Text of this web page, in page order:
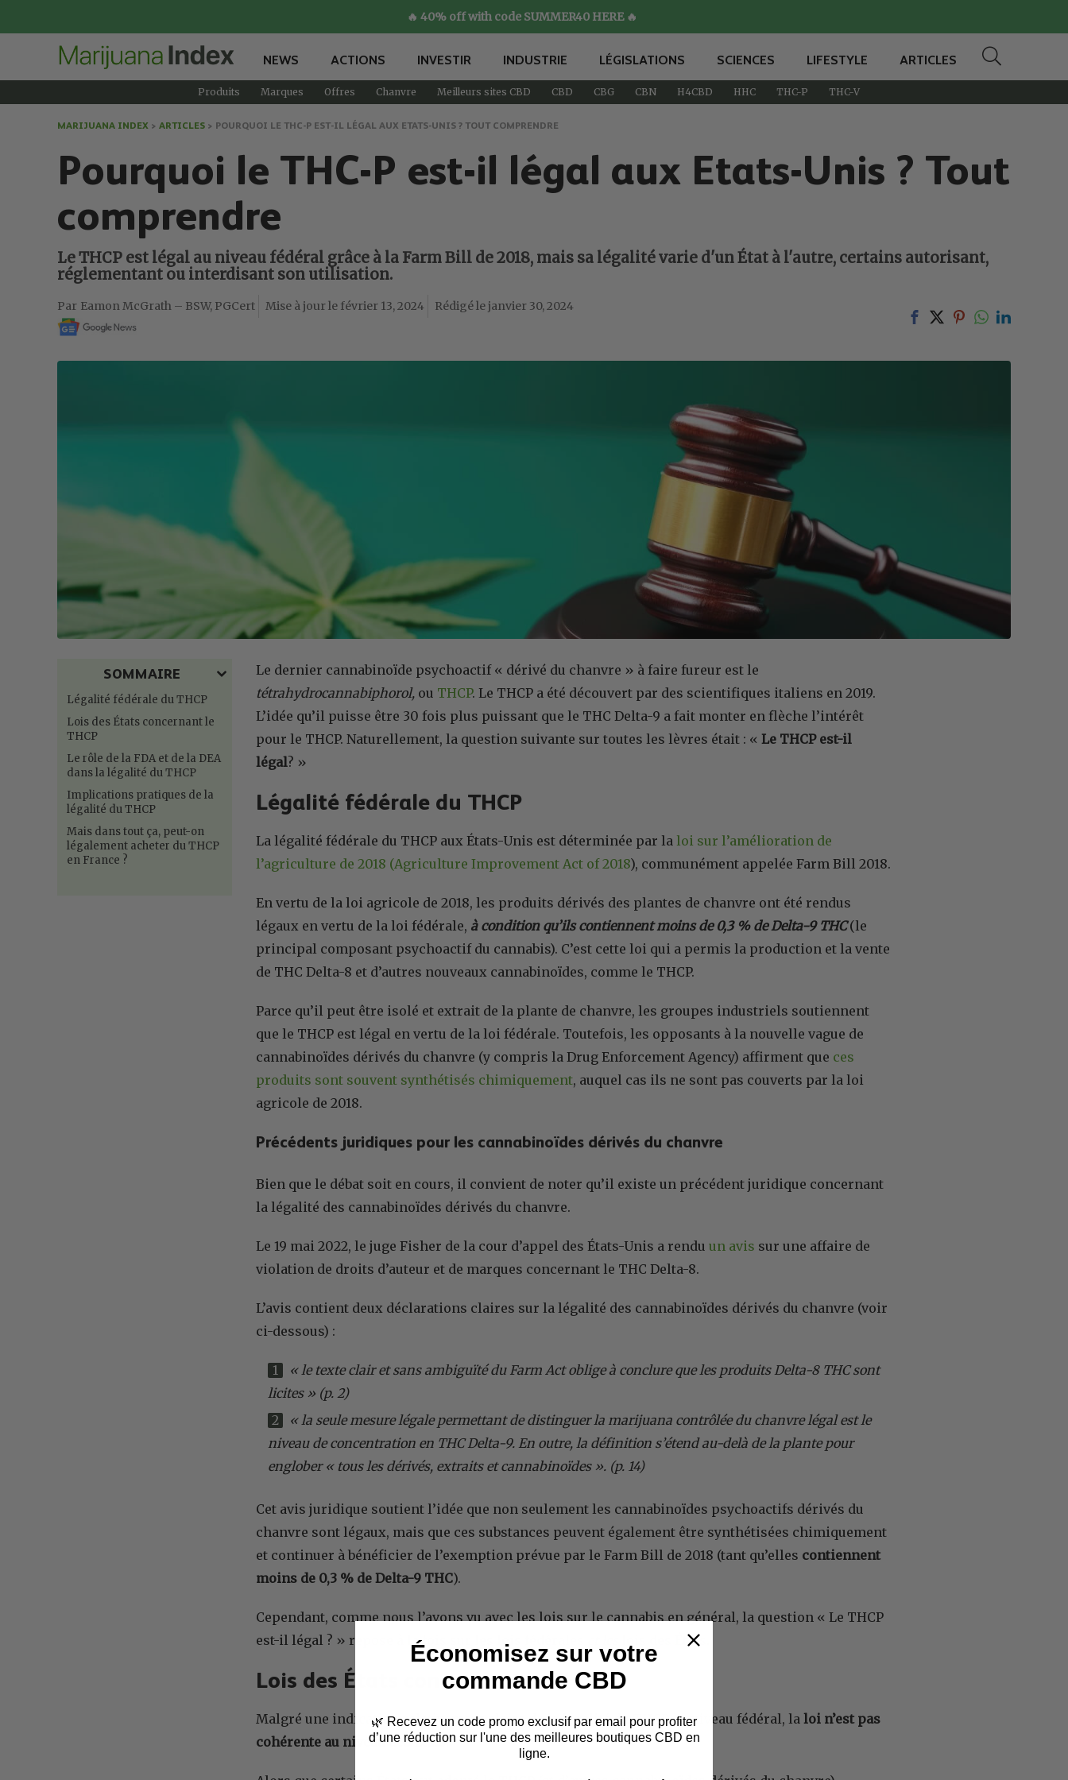
🔥 40% off with code SUMMER40 HERE 🔥
NEWS ACTIONS INVESTIR INDUSTRIE LÉGISLATIONS SCIENCES LIFESTYLE ARTICLES
Produits Marques Offres Chanvre Meilleurs sites CBD CBD CBG CBN H4CBD HHC THC-P THC-V
MARIJUANA INDEX > ARTICLES > POURQUOI LE THC-P EST-IL LÉGAL AUX ETATS-UNIS ? TOUT COMPRENDRE
Pourquoi le THC-P est-il légal aux Etats-Unis ? Tout
comprendre
Le THCP est légal au niveau fédéral grâce à la Farm Bill de 2018, mais sa légalité varie d'un État à l'autre, certains autorisant,
réglementant ou interdisant son utilisation.
Eamon McGrath – BSW, PGCert février 13, 2024 janvier 30, 2024
SOMMAIRE
Légalité fédérale du THCP
Lois des États concernant le
THCP
Le rôle de la FDA et de la DEA
dans la légalité du THCP
Implications pratiques de la
légalité du THCP
Mais dans tout ça, peut-on
légalement acheter du THCP
en France ?
Le dernier cannabinoïde psychoactif « dérivé du chanvre » à faire fureur est le
tétrahydrocannabiphorol, ou THCP. Le THCP a été découvert par des scientifiques italiens en 2019.
L’idée qu’il puisse être 30 fois plus puissant que le THC Delta-9 a fait monter en flèche l’intérêt
pour le THCP. Naturellement, la question suivante sur toutes les lèvres était : « Le THCP est-il
légal? »
Légalité fédérale du THCP
La légalité fédérale du THCP aux États-Unis est déterminée par la loi sur l’amélioration de
l’agriculture de 2018 (Agriculture Improvement Act of 2018), communément appelée Farm Bill 2018.
En vertu de la loi agricole de 2018, les produits dérivés des plantes de chanvre ont été rendus
légaux en vertu de la loi fédérale, à condition qu’ils contiennent moins de 0,3 % de Delta-9 THC(le
principal composant psychoactif du cannabis). C’est cette loi qui a permis la production et la vente
de THC Delta-8 et d’autres nouveaux cannabinoïdes, comme le THCP.
Parce qu’il peut être isolé et extrait de la plante de chanvre, les groupes industriels soutiennent
que le THCP est légal en vertu de la loi fédérale. Toutefois, les opposants à la nouvelle vague de
cannabinoïdes dérivés du chanvre (y compris la Drug Enforcement Agency) affirment que ces
produits sont souvent synthétisés chimiquement, auquel cas ils ne sont pas couverts par la loi
agricole de 2018.
Précédents juridiques pour les cannabinoïdes dérivés du chanvre
Bien que le débat soit en cours, il convient de noter qu’il existe un précédent juridique concernant
la légalité des cannabinoïdes dérivés du chanvre.
Le 19 mai 2022, le juge Fisher de la cour d’appel des États-Unis a rendu un avis sur une affaire de
violation de droits d’auteur et de marques concernant le THC Delta-8.
L’avis contient deux déclarations claires sur la légalité des cannabinoïdes dérivés du chanvre (voir
ci-dessous) :
« le texte clair et sans ambiguïté du Farm Act oblige à conclure que les produits Delta-8 THC sont
licites » (p. 2)
« la seule mesure légale permettant de distinguer la marijuana contrôlée du chanvre légal est le
niveau de concentration en THC Delta-9. En outre, la définition s’étend au-delà de la plante pour
englober « tous les dérivés, extraits et cannabinoïdes ». (p. 14)
Cet avis juridique soutient l’idée que non seulement les cannabinoïdes psychoactifs dérivés du
chanvre sont légaux, mais que ces substances peuvent également être synthétisées chimiquement
et continuer à bénéficier de l’exemption prévue par le Farm Bill de 2018 (tant qu’elles contiennent
moins de 0,3 % de Delta-9 THC).
Cependant, comme nous l’avons vu avec les lois sur le cannabis en général, la question « Le THCP
est-il légal ? » repose à la fois sur les lois fédérales
lois des États.
Lois des États concernant le THCP
Malgré une indication relativement claire de la légalité du THCP au niveau fédéral, la loi n’est pas
cohérente au niveau des États.
Économisez sur votre
commande CBD
🌿 Recevez un code promo exclusif par email pour profiter
d’une réduction sur l'une des meilleures boutiques CBD en
ligne.